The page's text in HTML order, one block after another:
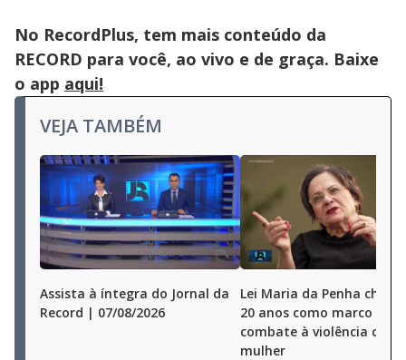
No RecordPlus, tem mais conteúdo da
RECORD para você, ao vivo e de graça. Baixe
o app aqui!
VEJA TAMBÉM
Assista à íntegra do Jornal da
Record | 07/08/2026
Lei Maria da Penha chega
20 anos como marco no
combate à violência
mulher